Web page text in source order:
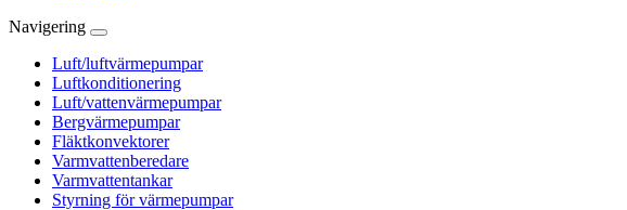
Navigering
Luft/luftvärmepumpar
Luftkonditionering
Luft/vattenvärmepumpar
Bergvärmepumpar
Fläktkonvektorer
Varmvattenberedare
Varmvattentankar
Styrning för värmepumpar